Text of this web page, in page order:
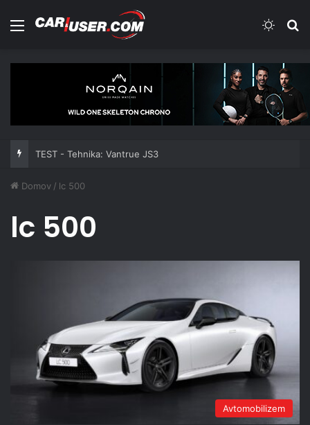
Meni
TEST - Tehnika: Vantrue JS3
Domov / lc 500
lc 500
Avtomobilizem